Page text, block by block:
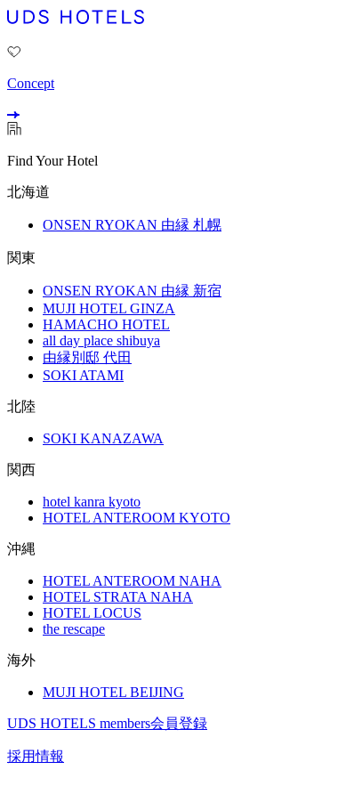
Concept
Find Your Hotel
北海道
ONSEN RYOKAN 由縁 札幌
関東
ONSEN RYOKAN 由縁 新宿
MUJI HOTEL GINZA
HAMACHO HOTEL
all day place shibuya
由縁別邸 代田
SOKI ATAMI
北陸
SOKI KANAZAWA
関西
hotel kanra kyoto
HOTEL ANTEROOM KYOTO
沖縄
HOTEL ANTEROOM NAHA
HOTEL STRATA NAHA
HOTEL LOCUS
the rescape
海外
MUJI HOTEL BEIJING
UDS HOTELS members会員登録
採用情報